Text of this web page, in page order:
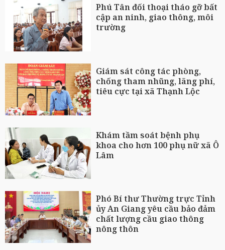
Phú Tân đối thoại tháo gỡ bất
cập an ninh, giao thông, môi
trường
Giám sát công tác phòng,
chống tham nhũng, lãng phí,
tiêu cực tại xã Thạnh Lộc
Khám tầm soát bệnh phụ
khoa cho hơn 100 phụ nữ xã Ô
Lâm
Phó Bí thư Thường trực Tỉnh
ủy An Giang yêu cầu bảo đảm
chất lượng cầu giao thông
nông thôn